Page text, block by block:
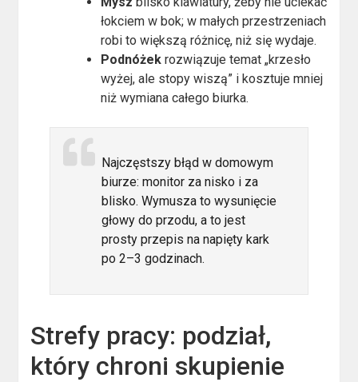
łokciem w bok; w małych przestrzeniach
robi to większą różnicę, niż się wydaje.
Podnóżek rozwiązuje temat „krzesło
wyżej, ale stopy wiszą” i kosztuje mniej
niż wymiana całego biurka.
Najczęstszy błąd w domowym
biurze: monitor za nisko i za
blisko. Wymusza to wysunięcie
głowy do przodu, a to jest
prosty przepis na napięty kark
po 2–3 godzinach.
Strefy pracy: podział,
który chroni skupienie